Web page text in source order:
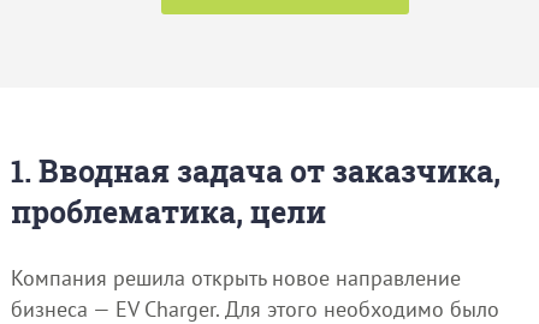
1. Вводная задача от заказчика,
проблематика, цели
Компания решила открыть новое направление
бизнеса — EV Charger. Для этого необходимо было